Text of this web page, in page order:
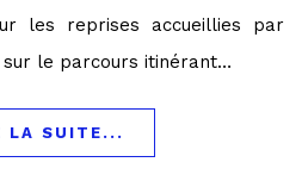
les reprises accueillies par
le parcours itinérant…
LA SUITE...